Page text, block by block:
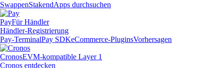
SwappenStakendApps durchsuchen
PayFür Händler
Händler-Registrierung
Pay-TerminalPay SDKeCommerce-PluginsVorhersagen
CronosEVM-kompatible Layer 1
Cronos entdecken